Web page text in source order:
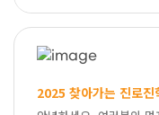
2025 찾아가는 진로